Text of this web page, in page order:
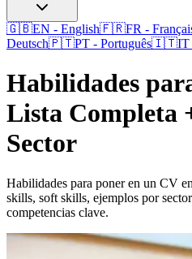
🇬🇧EN - English🇫🇷FR -
Deutsch🇵🇹PT - Português🇮🇹IT
Habilidades
Lista Completa
Sector
Habilidades para poner en un CV
skills, soft skills, ejemplos por
competencias clave.